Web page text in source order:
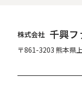
株式会社 千興フ
〒861-3203 熊本県